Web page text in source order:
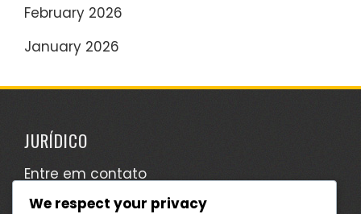
February 2026
January 2026
JURÍDICO
Entre em contato
Cookies e rastreamento
We respect your privacy